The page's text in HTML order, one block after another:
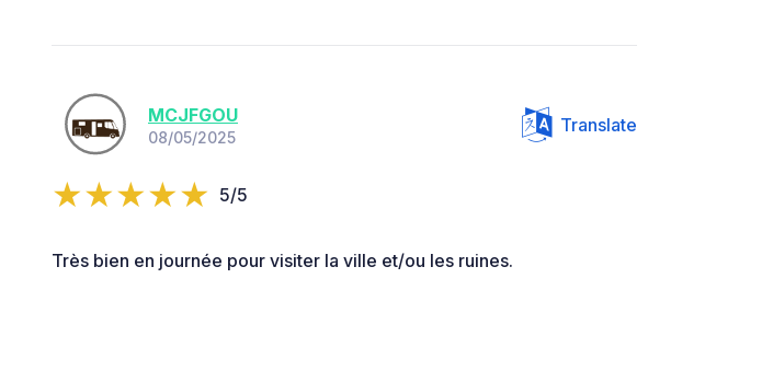
MCJFGOU
08/05/2025
Translate
5/5
Très bien en journée pour visiter la ville et/ou les ruines.